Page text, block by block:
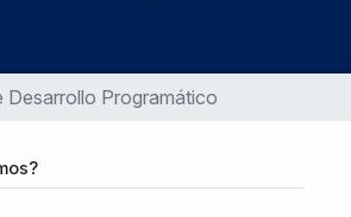
Desarrollo Programático